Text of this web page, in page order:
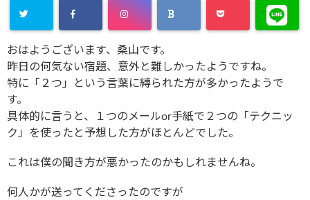
おはようございます、桑山です。
昨日の何気ない宿題、意外と難しかったようですね。
特に「２つ」という言葉に縛られた方が多かったようで
す。
具体的に言うと、１つのメールor手紙で２つの「テクニッ
ク」を使ったと予想した方がほとんどでした。
これは僕の聞き方が悪かったのかもしれませんね。
何人かが送ってくださったのですが